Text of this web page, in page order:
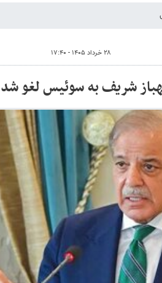
۲۸ خرداد ۱۴۰۵ - ۱۷:۴۰
شریف به سوئیس لغو شد